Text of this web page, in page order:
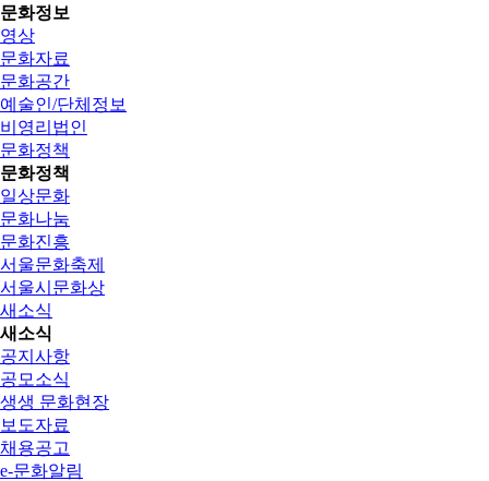
문화정보
영상
문화자료
문화공간
예술인/단체정보
비영리법인
문화정책
문화정책
일상문화
문화나눔
문화진흥
서울문화축제
서울시문화상
새소식
새소식
공지사항
공모소식
생생 문화현장
보도자료
채용공고
e-문화알림